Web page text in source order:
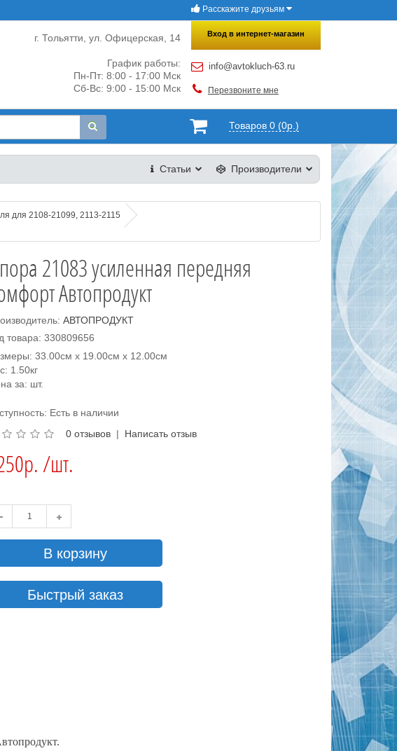
×
Расскажите друзьям
Вход в интернет-магазин
info@avtokluch-63.ru
Перезвоните мне
г. Тольятти, ул. Офицерская, 14
График работы:
Пн-Пт: 8:00 - 17:00 Мск
Сб-Вс: 9:00 - 15:00 Мск
Товаров 0 (0р.)
Производители
Статьи
для 2108-21099, 2113-2115
21083 усиленная передняя
Автопродукт
АВТОПРОДУКТ
товара: 330809656
33.00см x 19.00см x 12.00см
1.50кг
за: шт.
Есть в наличии
0 отзывов | Написать отзыв
/шт.
В корзину
Быстрый заказ